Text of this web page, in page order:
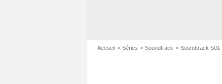
Accueil Séries Soundtrack Soundtrack S01